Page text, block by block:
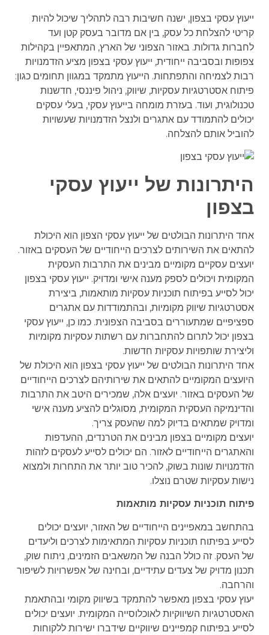
ייעוץ עסקי בצפון, ישנה חשיבות רבה לתהליך שיכול להיות
קריטי להצלחת כל עסק, בין אם מדובר בעסק קטן ועד
לחברות גדולות. באזור הצפוני של הארץ, המתאפיין בקהילות
צפופות ובסביבה ייחודית, ייעוץ עסקי בצפון מציע הזדמנויות
רבות לצמיחה והתפתחות. הייעוץ מתמקד במגוון תחומים כגון:
פיתוח אסטרטגיות עסקיות, שיווק, ניהול פיננסי, חדשנות
טכנולוגית, ועוד. בעזרת מומחה בייעוץ עסקי, בעלי עסקים
יכולים להתמודד עם אתגרים ולנצל הזדמנויות שעשויות
להוביל אותם להצלחה.
היתרונות של ייעוץ עסקי
בצפון
אחד היתרונות הבולטים של ייעוץ עסקי הצפון הוא היכולת
להתאים את השירותים לצרכים הייחודיים של העסקים באזור.
יועצים עסקיים מקומיים מבינים את התרבות העסקית
המקומית ויכולים לספק מענה אישי ומדויק. ייעוץ עסקי בצפון
יכול לסייע בפיתוח תוכניות עסקיות מותאמות, ביצירת
אסטרטגיות שיווק מקומיות, ובהתמודדות עם אתגרים
ספציפיים שמתעוררים בסביבה הצפונית. כמו כן, ייעוץ עסקי
בצפון יכול לתרום להתחברות עם רשתות עסקיות מקומיות
וליצירת שותפויות עסקיות חדשות.
אחד היתרונות הבולטים של ייעוץ עסקי בצפון הוא היכולת של
היועצים המקומיים להתאים את שירותיהם לצרכים הייחודיים
של העסקים באזור. יועצים אלה, שמכירים היטב את התרבות
והדינמיקה העסקית המקומית, מסוגלים להציע מענה אישי
ומדויק שמתאים בדיוק למה שהעסק צריך.
יועצים מקומיים בצפון מבינים את הטרנדים, ההעדפות
והאתגרים הייחודיים לאזור. הם יכולים לסייע לעסקים לזהות
הזדמנויות שונות בשוק, להכיר טוב יותר את התחרות ולמצוא
נישות עסקיות שטרם נוצלו.
פיתוח תוכניות עסקיות מותאמות
בהתחשב במאפיינים הייחודיים של האזור, יועצים יכולים
לסייע בפיתוח תוכניות עסקיות המתאימות לצרכים וליעדים
של העסק. זה כולל הבנה של המשאבים הזמינים, ניתוח שוק,
תכנון מדויק של צעדים עתידיים, ובחינה של אפשרויות לשיפור
והרחבה.
יעוץ עסקי בצפון מאפשר להתמקד בשיווק מקומי ובהתאמת
האסטרטגיות השיווקיות לאוכלוסייה המקומית. יועצים יכולים
לסייע בפיתוח קמפיינים שיווקיים שידברו ישירות ללקוחות